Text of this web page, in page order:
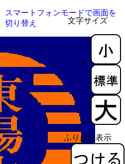
文字サイズ
ふりがな表示
スマートフォンモードで画面を
切り替え